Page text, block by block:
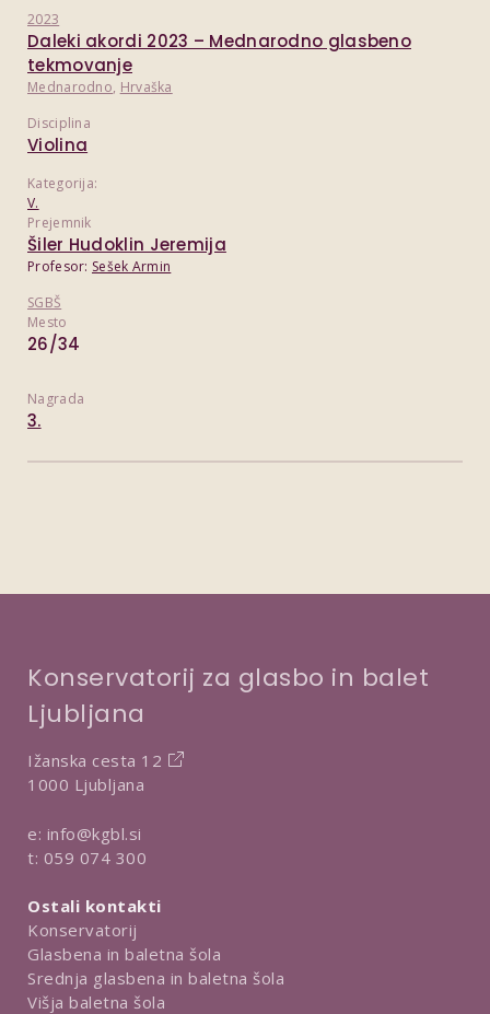
2023
Daleki akordi 2023 – Mednarodno glasbeno
tekmovanje
Mednarodno, Hrvaška
Disciplina
Violina
Kategorija:
V.
Prejemnik
Šiler Hudoklin Jeremija
Profesor: Sešek Armin
SGBŠ
Mesto
26/34
Nagrada
3.
Konservatorij za glasbo in balet
Ljubljana
Ižanska cesta 12
1000 Ljubljana
e: info@kgbl.si
t: 059 074 300
Ostali kontakti
Konservatorij
Glasbena in baletna šola
Srednja glasbena in baletna šola
Višja baletna šola